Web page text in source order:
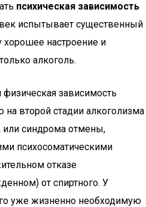
психическая зависимость
испытывает существенный
настроение и
алкоголь.
зависимость
второй стадии алкоголизма
или синдрома отмены,
психосоматическими
отказе
от спиртного. У
уже жизненно необходимую